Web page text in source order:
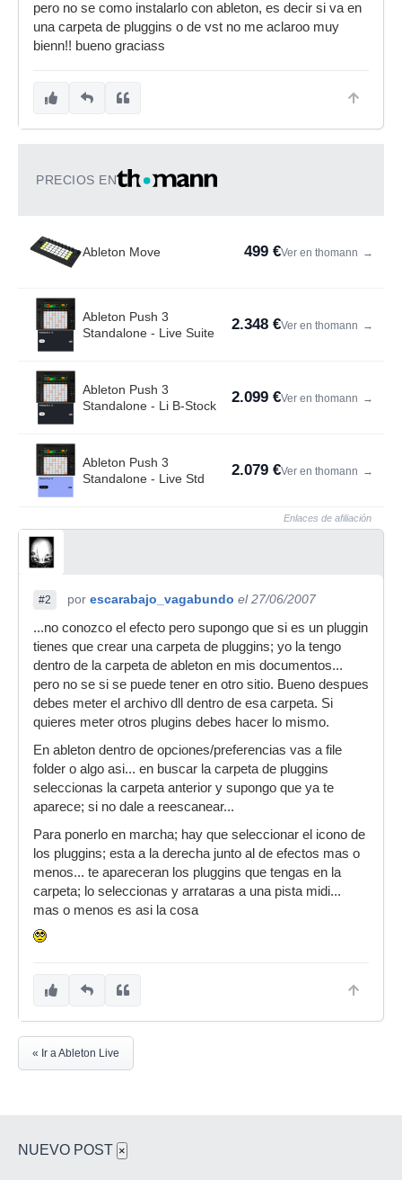
pero no se como instalarlo con ableton, es decir si va en
una carpeta de pluggins o de vst no me aclaroo muy
bienn!! bueno graciass
PRECIOS EN
Ableton Move 499 €Ver en thomann →
Ableton Push 3
Standalone - Live Suite
2.348 €Ver en thomann →
Ableton Push 3
Standalone - Li B-Stock
2.099 €Ver en thomann →
Ableton Push 3
Standalone - Live Std
2.079 €Ver en thomann →
Enlaces de afiliación
#2 por escarabajo_vagabundo el 27/06/2007
...no conozco el efecto pero supongo que si es un pluggin
tienes que crear una carpeta de pluggins; yo la tengo
dentro de la carpeta de ableton en mis documentos...
pero no se si se puede tener en otro sitio. Bueno despues
debes meter el archivo dll dentro de esa carpeta. Si
quieres meter otros plugins debes hacer lo mismo.
En ableton dentro de opciones/preferencias vas a file
folder o algo asi... en buscar la carpeta de pluggins
seleccionas la carpeta anterior y supongo que ya te
aparece; si no dale a reescanear...
Para ponerlo en marcha; hay que seleccionar el icono de
los pluggins; esta a la derecha junto al de efectos mas o
menos... te apareceran los pluggins que tengas en la
carpeta; lo seleccionas y arrataras a una pista midi...
mas o menos es asi la cosa
« Ir a Ableton Live
NUEVO POST ×